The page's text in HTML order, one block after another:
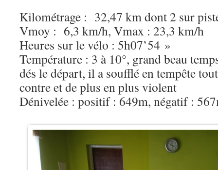
Kilométrage : 32,47 km dont 2 sur
Vmoy : 6,3 km/h, Vmax : 23,3 km/h
Heures sur le vélo : 5h07’54 »
Température : 3 à 10°, grand beau
dés le départ, il a soufflé en tempête
contre et de plus en plus violent
Dénivelée : positif : 649m, négatif :